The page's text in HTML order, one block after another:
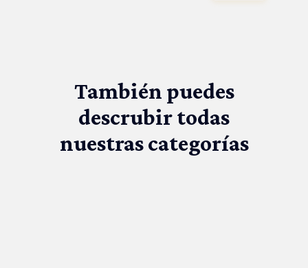
También puedes
descrubir todas
nuestras categorías